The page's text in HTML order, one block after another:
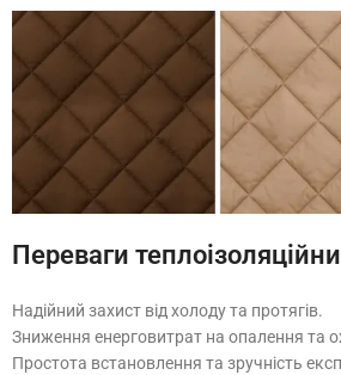
Переваги
Надійний захист від холоду та протягів.
Зниження енерговитрат на опалення та
Простота встановлення та зручність